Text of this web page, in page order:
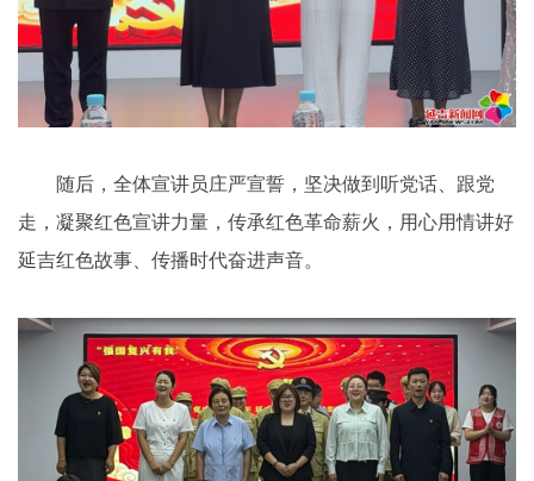
随后，全体宣讲员庄严宣誓，坚决做到听党话、跟党
走，凝聚红色宣讲力量，传承红色革命薪火，用心用情讲好
延吉红色故事、传播时代奋进声音。